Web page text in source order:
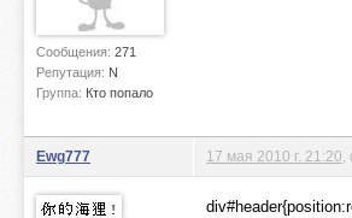
Сообщения: 271
Репутация: N
Группа: Кто попало
Ewg777 17 мая 2010 г. 21:20